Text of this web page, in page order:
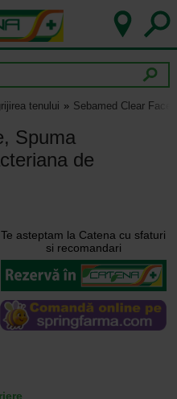
tenului Sebamed Clear
Spuma
de
Te asteptam la Catena cu sfaturi
si recomandari